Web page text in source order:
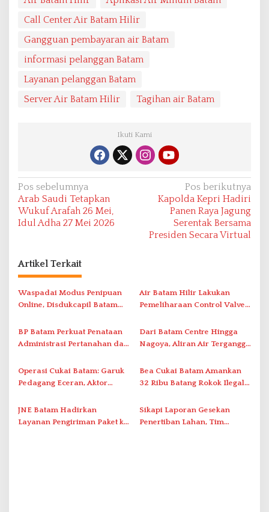
Call Center Air Batam Hilir
Gangguan pembayaran air Batam
informasi pelanggan Batam
Layanan pelanggan Batam
Server Air Batam Hilir
Tagihan air Batam
Ikuti Kami
N
a
v
g
a
s
i
o
Pos sebelumnya
Arab Saudi Tetapkan
Wukuf Arafah 26 Mei,
Idul Adha 27 Mei 2026
Pos berikutnya
Kapolda Kepri Hadiri
Panen Raya Jagung
Serentak Bersama
Presiden Secara Virtual
Artikel Terkait
Waspadai Modus Penipuan
Online, Disdukcapil Batam
Tatap Muka
Air Batam Hilir Lakukan
Pemeliharaan Control Valve,
BP Batam Perkuat Penataan
Administrasi Pertanahan dan
Dari Batam Centre Hingga
Nagoya, Aliran Air Terganggu
Duriangkang
Operasi Cukai Batam: Garuk
Pedagang Eceran, Aktor
Tersentuh?
Bea Cukai Batam Amankan
32 Ribu Batang Rokok Ilegal
JNE Batam Hadirkan
Layanan Pengiriman Paket ke
Sikapi Laporan Gesekan
Penertiban Lahan, Tim